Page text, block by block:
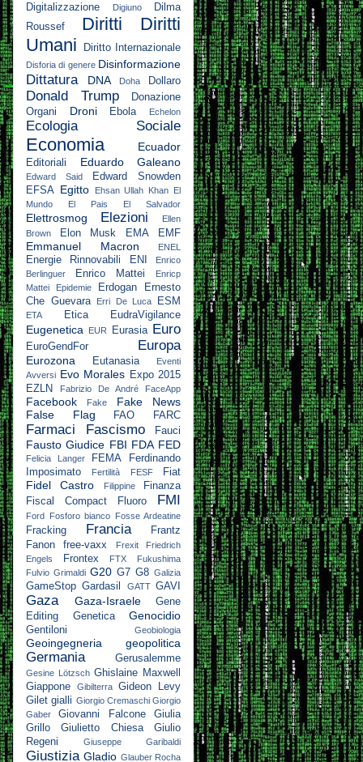
Digitalizzazione Digiuno
Dilma
Roussef
Diritti
Diritti
Umani
Diritto Internazionale
Disforia di genere Disinformazione
Dittatura DNA Doha Dollaro
Donald Trump
Donazione
Organi
Droni Ebola Echelon
Ecologia Sociale
Economia Ecuador
Editoriali Eduardo Galeano
Edward Said
Edward Snowden
EFSA Egitto Ehsan Ullah Khan El
Mundo
El Pais El Salvador
Elettrosmog Elezioni
Ellen
Brown
Elon Musk EMA EMF
Emmanuel Macron ENEL
Energie Rinnovabili ENI
Enrico
Berlinguer
Enrico Mattei
Enricp
Mattei
Epidemie Erdogan
Ernesto
Che Guevara
Erri De Luca ESM
ETA Etica EudraVigilance
Eugenetica EUR Eurasia Euro
EuroGendFor Europa
Eurozona Eutanasia
Eventi
Avversi Evo Morales Expo 2015
EZLN
Fabrizio De André FaceApp
Facebook Fake
Fake News
False Flag
FAO FARC
Farmaci Fascismo Fauci
Fausto Giudice FBI FDA FED
Felicia Langer FEMA
Ferdinando
Imposimato
Fertilità FESF Fiat
Fidel Castro Filippine
Finanza
Fiscal Compact
Fluoro FMI
Ford Fosforo bianco Fosse Ardeatine
Fracking Francia
Frantz
Fanon
free-vaxx Frexit
Friedrich
Engels
Frontex FTX
Fukushima
Fulvio Grimaldi G20 G7 G8 Galizia
GameStop Gardasil GATT GAVI
Gaza Gaza-Israele
Gene
Editing
Genetica Genocidio
Gentiloni Geobiologia
Geoingegneria geopolitica
Germania Gerusalemme
Gesine Lötzsch Ghislaine Maxwell
Giappone
Gibilterra Gideon Levy
Gilet gialli Giorgio Cremaschi Giorgio
Gaber
Giovanni Falcone
Giulia
Grillo
Giulietto Chiesa
Giulio
Regeni
Giuseppe Garibaldi
Giustizia Gladio Glauber Rocha